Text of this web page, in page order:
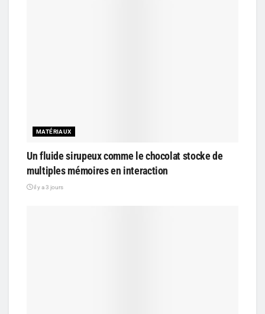
MATÉRIAUX
Un fluide sirupeux comme le chocolat stocke de
multiples mémoires en interaction
il y a 3 jours